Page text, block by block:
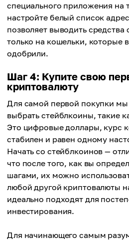
специального приложения на
настройте белый список
позволяет выводить средства
только на кошельки, которые
одобрили.
Шаг 4: Купите свою
криптовалюту
Для самой первой покупки
выбрать стейблкоины, такие
Это цифровые доллары, курс
стабилен и равен одному
Начать со стейблкоинов —
что после того, как вы
шагами, их можно
любой другой криптовалюты
идеально подходят для
инвестирования.
Для начинающего самым